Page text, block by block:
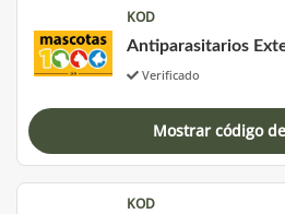
KOD
Antiparasitarios
Verificado
Mostrar código
KOD